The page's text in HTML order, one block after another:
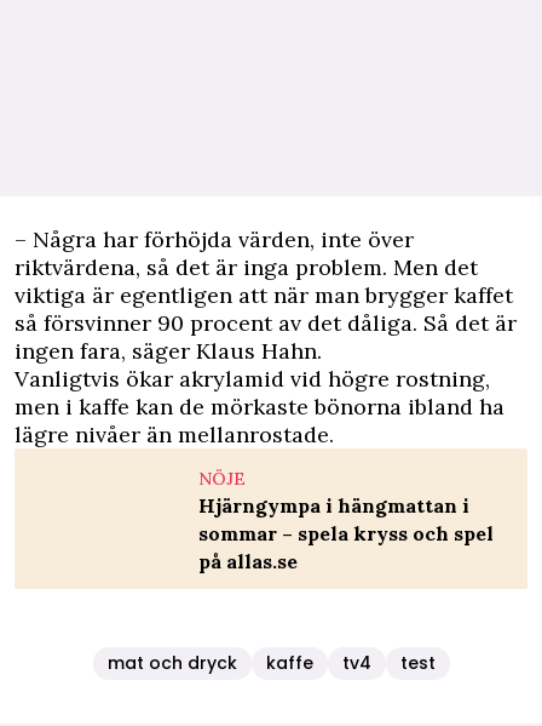
– Några har förhöjda värden, inte över
riktvärdena, så det är inga problem. Men det
viktiga är egentligen att när man brygger kaffet
så försvinner 90 procent av det dåliga. Så det är
ingen fara, säger Klaus Hahn.
Vanligtvis ökar akrylamid vid högre rostning,
men i kaffe kan de mörkaste bönorna ibland ha
lägre nivåer än mellanrostade.
NÖJE
Hjärngympa i hängmattan i
sommar – spela kryss och spel
på allas.se
mat och dryck kaffe tv4 test